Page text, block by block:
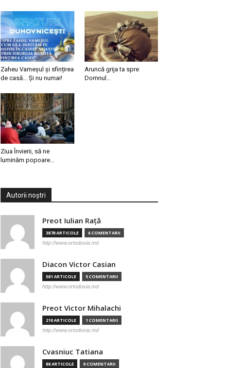
Zaheu Vameșul și sfințirea
de casă… Și nu numai!
Aruncă grija ta spre
Domnul…
Ziua Învierii, să ne
luminăm popoare…
Autorii noștri
Preot Iulian Raţă
3878 ARTICOLE 6 COMENTARII
http://www.ortodoxia.md
Diacon Victor Casian
581 ARTICOLE 5 COMENTARII
http://www.ortodoxia.md
Preot Victor Mihalachi
210 ARTICOLE 1 COMENTARII
http://www.ortodoxia.md
Cvasniuc Tatiana
88 ARTICOLE 0 COMENTARII